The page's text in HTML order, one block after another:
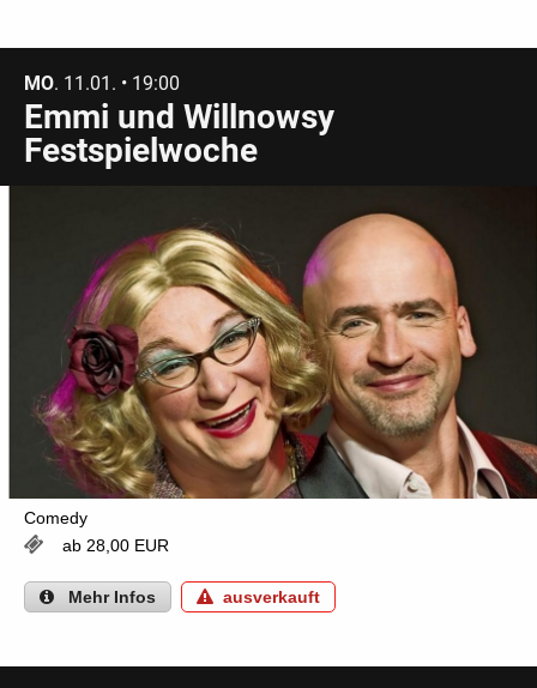
MO. 11.01. • 19:00
Emmi und Willnowsy
Festspielwoche
Comedy
ab 28,00 EUR
Mehr Infos ausverkauft